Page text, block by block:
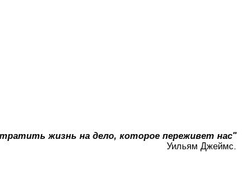
жизнь на дело, которое переживет нас"
Уильям Джеймс.